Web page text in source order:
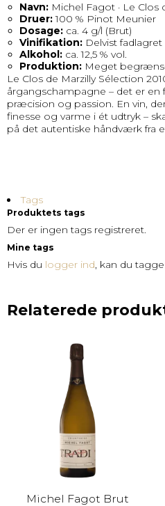
Navn:Michel Fagot · Le Clos
Druer:100 % Pinot Meunier
Dosage:ca. 4 g/l (Brut)
Vinifikation:Delvist fadlagret
Alkohol:ca. 12,5 % vol.
Produktion:Meget
Le Clos de Marzilly Sélection
årgangschampagne – det er
præcision og passion. En vin,
finesse og varme i ét udtryk –
på det autentiske håndværk fra
Tags
Produktets tags
Der er ingen tags registreret.
Mine tags
Hvis du logger ind, kan du
Relaterede
Michel Fagot Brut